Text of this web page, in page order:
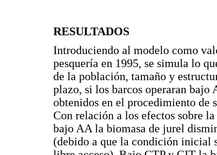
RESULTADOS
Introduciendo al modelo como
pesquería en 1995, se simula lo
de la población, tamaño y
plazo, si los barcos operaran
obtenidos en el procedimiento de
Con relación a los efectos sobre
bajo AA la biomasa de jurel
(debido a que la condición inicial